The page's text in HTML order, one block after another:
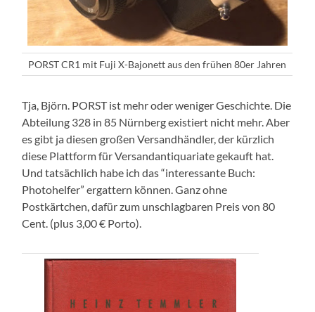
PORST CR1 mit Fuji X-Bajonett aus den frühen 80er Jahren
Tja, Björn. PORST ist mehr oder weniger Geschichte. Die
Abteilung 328 in 85 Nürnberg existiert nicht mehr. Aber
es gibt ja diesen großen Versandhändler, der kürzlich
diese Plattform für Versandantiquariate gekauft hat.
Und tatsächlich habe ich das “interessante Buch:
Photohelfer” ergattern können. Ganz ohne
Postkärtchen, dafür zum unschlagbaren Preis von 80
Cent. (plus 3,00 € Porto).